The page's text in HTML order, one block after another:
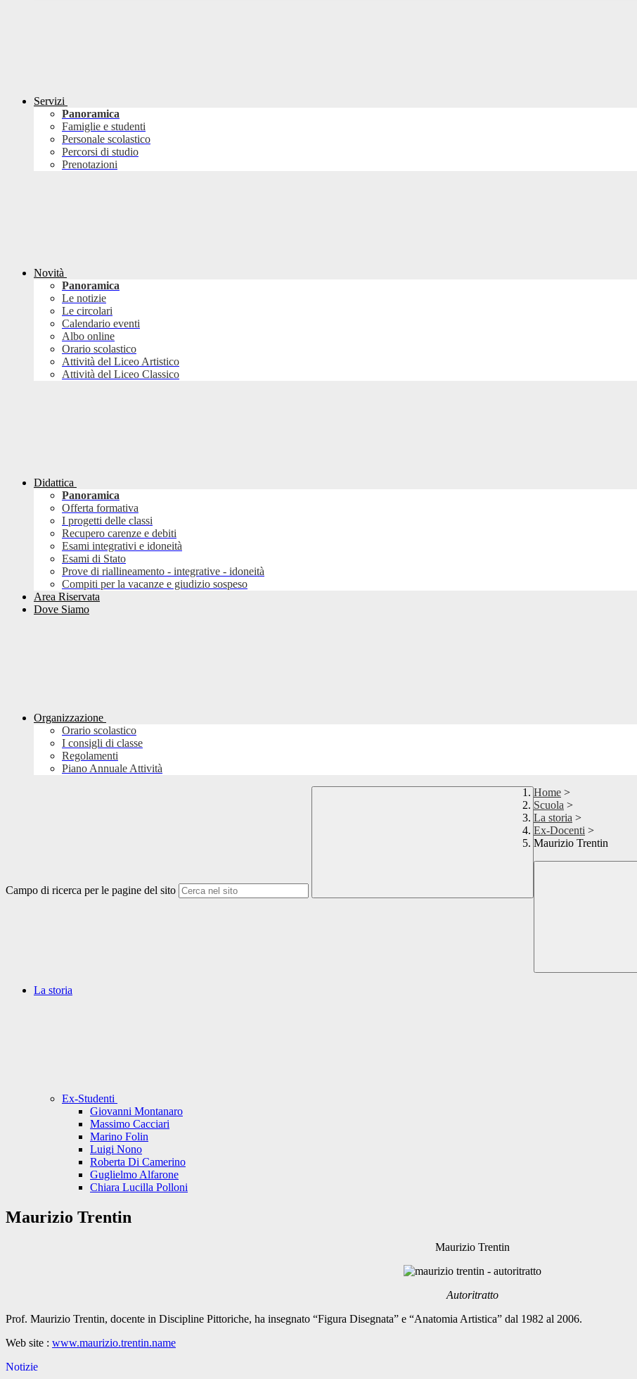
Servizi
Panoramica
Famiglie e studenti
Personale scolastico
Percorsi di studio
Prenotazioni
Novità
Panoramica
Le notizie
Le circolari
Calendario eventi
Albo online
Orario scolastico
Attività del Liceo Artistico
Attività del Liceo Classico
Didattica
Panoramica
Offerta formativa
I progetti delle classi
Recupero carenze e debiti
Esami integrativi e idoneità
Esami di Stato
Prove di riallineamento - integrative - idoneità
Compiti per la vacanze e giudizio sospeso
Area Riservata
Dove Siamo
Organizzazione
Orario scolastico
I consigli di classe
Regolamenti
Piano Annuale Attività
Campo di ricerca per le pagine del sito
Home >
Scuola >
La storia >
Ex-Docenti >
Maurizio Trentin
La storia
Ex-Studenti
Giovanni Montanaro
Massimo Cacciari
Marino Folin
Luigi Nono
Roberta Di Camerino
Guglielmo Alfarone
Chiara Lucilla Polloni
Maurizio Trentin
Maurizio Trentin
Autoritratto
Prof. Maurizio Trentin, docente in Discipline Pittoriche, ha insegnato “Figura Disegnata” e “Anatomia Artistica” dal 1982 al 2006.
Web site : www.maurizio.trentin.name
Notizie